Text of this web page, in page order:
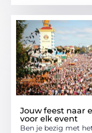
Jouw feest naar
voor elk event
Ben je bezig met